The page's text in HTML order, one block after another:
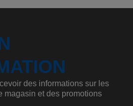
des informations sur les
magasin et des promotions